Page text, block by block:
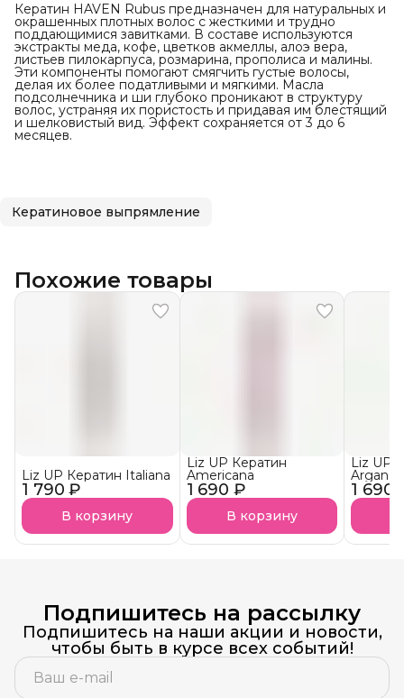
Кератин HAVEN Rubus предназначен для натуральных и
окрашенных плотных волос с жесткими и трудно
поддающимися завитками. В составе используются
экстракты меда, кофе, цветков акмеллы, алоэ вера,
листьев пилокарпуса, розмарина, прополиса и малины.
Эти компоненты помогают смягчить густые волосы,
делая их более податливыми и мягкими. Масла
подсолнечника и ши глубоко проникают в структуру
волос, устраняя их пористость и придавая им блестящий
и шелковистый вид. Эффект сохраняется от 3 до 6
месяцев.
Кератиновое выпрямление
Похожие товары
1 790 ₽
Liz UP Кератин Italiana
В корзину
1 690 ₽
Liz UP Кератин
Americana
В корзину
1 690
Liz UP
Argan
Подпишитесь на рассылку
Подпишитесь на наши акции и новости,
чтобы быть в курсе всех событий!